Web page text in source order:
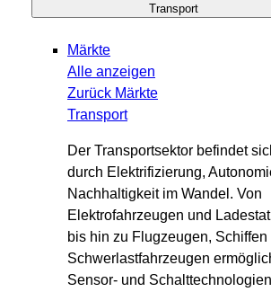
Transport
Märkte
Alle anzeigen
Zurück Märkte
Transport
Der Transportsektor befindet
durch Elektrifizierung,
Nachhaltigkeit im Wandel. Von
Elektrofahrzeugen und
bis hin zu Flugzeugen, Schiffen
Schwerlastfahrzeugen
Sensor- und